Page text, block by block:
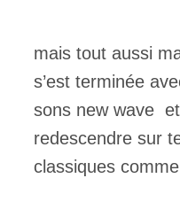
mais tout aussi
s’est terminée
sons new wave
redescendre sur
classiques comme